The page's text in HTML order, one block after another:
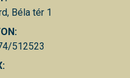
Béla tér 1
512523